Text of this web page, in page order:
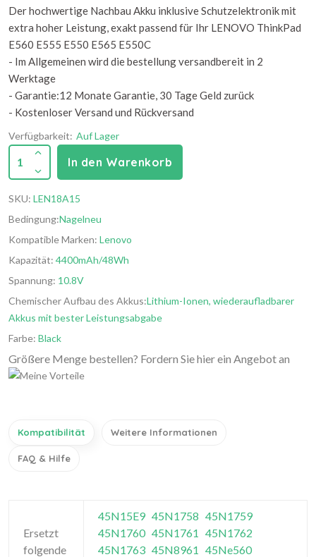
Der hochwertige Nachbau Akku inklusive Schutzelektronik mit
extra hoher Leistung, exakt passend für Ihr LENOVO ThinkPad
E560 E555 E550 E565 E550C
- Im Allgemeinen wird die bestellung versandbereit in 2
Werktage
- Garantie:12 Monate Garantie, 30 Tage Geld zurück
- Kostenloser Versand und Rückversand
Verfügbarkeit: Auf Lager
1 In den Warenkorb
SKU: LEN18A15
Bedingung:Nagelneu
Kompatible Marken: Lenovo
Kapazität: 4400mAh/48Wh
Spannung: 10.8V
Chemischer Aufbau des Akkus:Lithium-Ionen, wiederaufladbarer
Akkus mit bester Leistungsabgabe
Farbe: Black
Größere Menge bestellen? Fordern Sie hier ein Angebot an
Kompatibilität Weitere Informationen
FAQ & Hilfe
Ersetzt
folgende
45N15E9 45N1758 45N1759
45N1760 45N1761 45N1762
45N1763 45N8961 45Ne560